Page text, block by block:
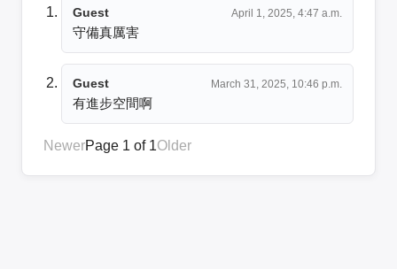
Guest April 1, 2025, 4:47 a.m.
守備真厲害
Guest March 31, 2025, 10:46 p.m.
有進步空間啊
NewerPage 1 of 1Older